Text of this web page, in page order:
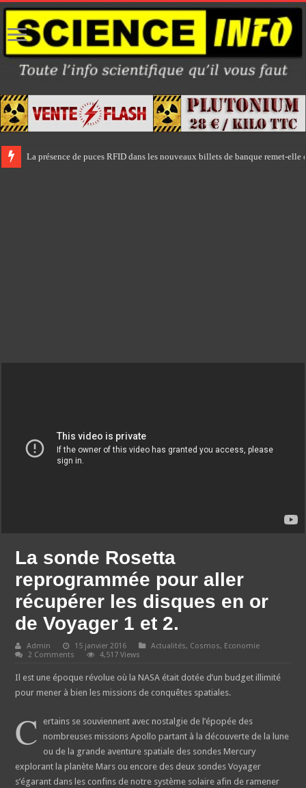
La présence de puces RFID dans les nouveaux billets de banque remet-
La sonde Rosetta
reprogrammée pour aller
récupérer les disques en or
de Voyager 1 et 2.
Admin 15 janvier 2016 Actualités, Cosmos, Economie
2 Comments
4,517 Views
Il est une époque révolue où la NASA était dotée d’un budget illimité
pour mener à bien les missions de conquêtes spatiales.
C
ertains se souviennent avec nostalgie de l’épopée des
nombreuses missions Apollo partant à la découverte de la lune
ou de la grande aventure spatiale des sondes Mercury
explorant la planète Mars ou encore des deux sondes Voyager
s’égarant dans les confins de notre système solaire afin de ramener